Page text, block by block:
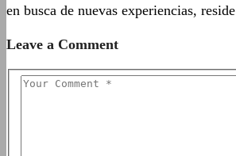
en busca de nuevas experiencias,
Leave a Comment